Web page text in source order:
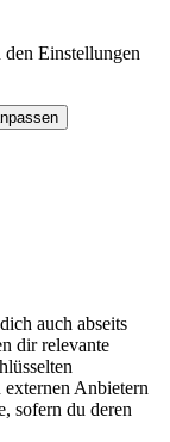
Einstellungen
auch abseits
dir relevante
Anbietern
sofern du deren